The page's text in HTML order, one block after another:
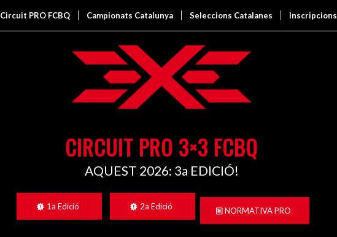
Circuit PRO FCBQ Campionats Catalunya Seleccions Catalanes Inscripcions
CIRCUIT PRO 3×3 FCBQ
AQUEST 2026: 3a EDICIÓ!
1a Edició 2a Edició NORMATIVA PRO